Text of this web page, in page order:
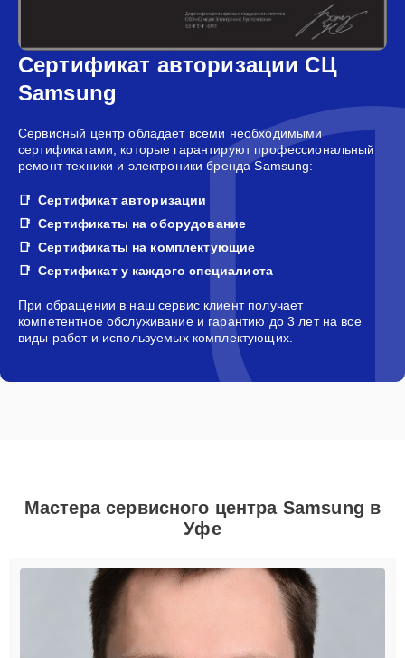
Сертификат авторизации СЦ
Samsung
Сервисный центр обладает всеми необходимыми
сертификатами, которые гарантируют профессиональный
ремонт техники и электроники бренда Samsung:
Сертификат авторизации
Сертификаты на оборудование
Сертификаты на комплектующие
Сертификат у каждого специалиста
При обращении в наш сервис клиент получает
компетентное обслуживание и гарантию до 3 лет на все
виды работ и используемых комплектующих.
Мастера сервисного центра Samsung в
Уфе